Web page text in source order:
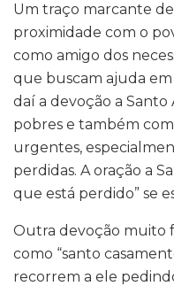
Um traço marcante
proximidade com o
como amigo dos
que buscam ajuda
daí a devoção a
pobres e também
urgentes,
perdidas. A oração a
que está perdido” se
Outra devoção muito
como “santo
recorrem a ele